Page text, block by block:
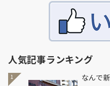
人気記事ランキング
1 なんで